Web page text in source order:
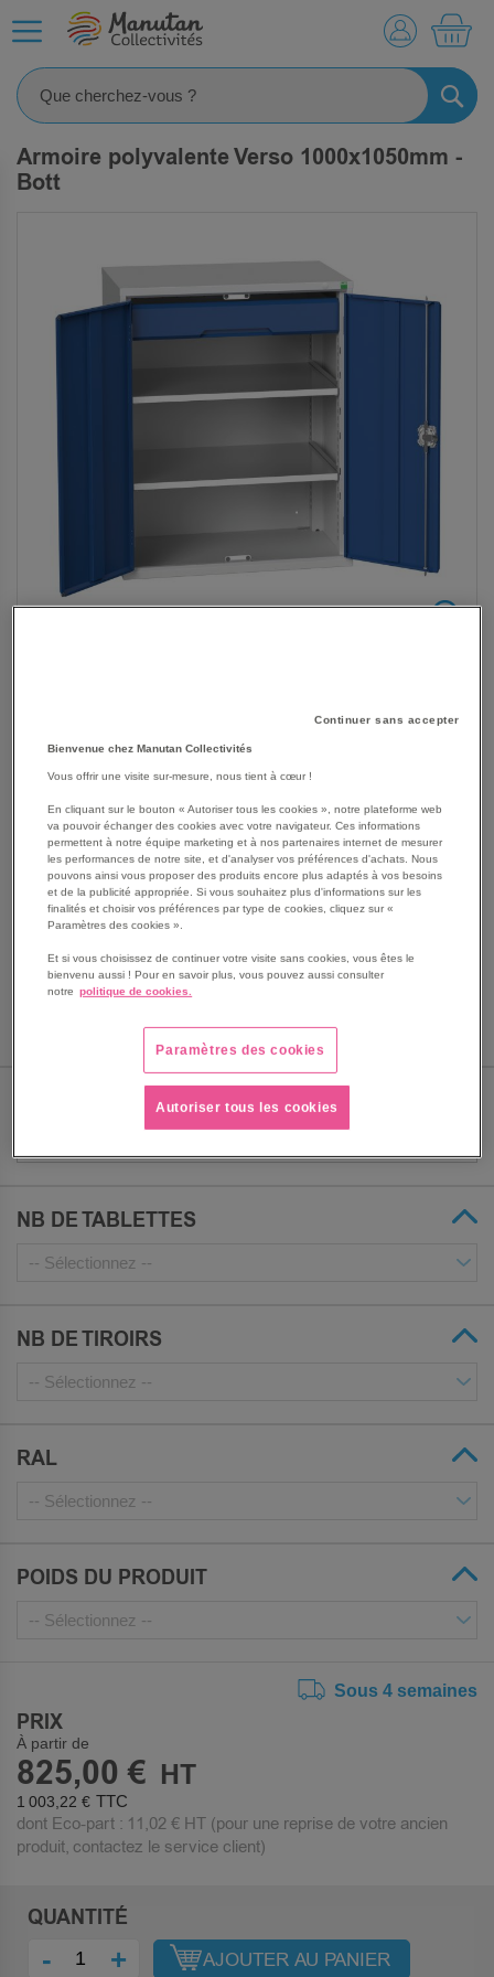
Armoire polyvalente Verso 1000x1050mm -
Bott
SKIP
BEGINNING
IMAGES
GALLERY
Construction en tôle d’acier avec portes renforcées
Tablettes en acier galvanisé réglables au pas de 25mm
Charge par tablette et tiroir 60 Kg
Tiroirs intérieurs montés sur roulements
Profondeur 550 mm
Voir le descriptif complet
PORTE COLORIS
NB DE TABLETTES
NB DE TIROIRS
RAL
POIDS DU PRODUIT
Sous 4 semaines
PRIX
À partir de
825,00 €
1 003,22 €
dont Eco-part : 11,02 € HT (pour une reprise de votre ancien
produit, contactez le service client)
QUANTITÉ
- + AJOUTER AU PANIER
Continuer sans accepter
Bienvenue chez Manutan Collectivités
Vous offrir une visite sur-mesure, nous tient à cœur !
En cliquant sur le bouton « Autoriser tous les cookies », notre plateforme web
va pouvoir échanger des cookies avec votre navigateur. Ces informations
permettent à notre équipe marketing et à nos partenaires internet de mesurer
les performances de notre site, et d'analyser vos préférences d'achats. Nous
pouvons ainsi vous proposer des produits encore plus adaptés à vos besoins
et de la publicité appropriée. Si vous souhaitez plus d'informations sur les
finalités et choisir vos préférences par type de cookies, cliquez sur «
Paramètres des cookies ».
Et si vous choisissez de continuer votre visite sans cookies, vous êtes le
bienvenu aussi ! Pour en savoir plus, vous pouvez aussi consulter
notre politique de cookies.
Paramètres des cookies
Autoriser tous les cookies